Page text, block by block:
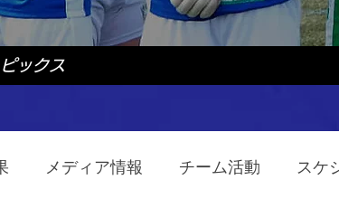
ックス
メディア情報 チーム活動 スケ